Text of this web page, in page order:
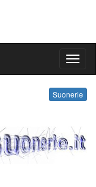
Suonerie